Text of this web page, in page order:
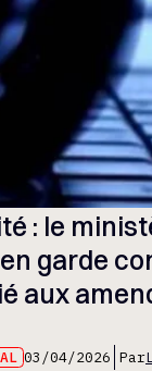
: le
garde
aux
03/04/2026 Par